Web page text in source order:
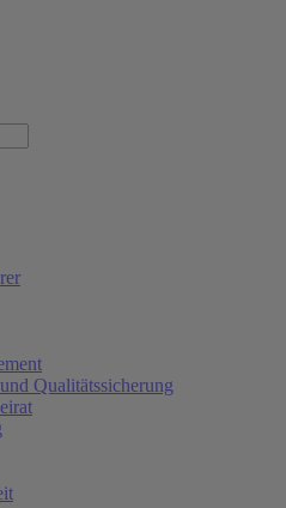
Qualitätssicherung